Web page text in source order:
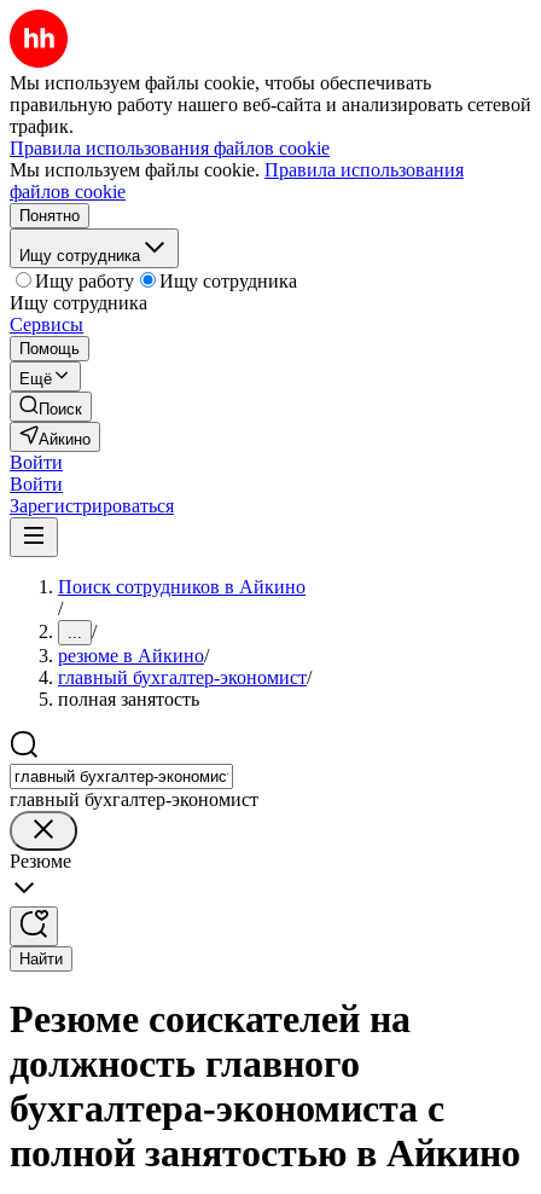
Мы используем файлы cookie, чтобы обеспечивать
правильную работу нашего веб-сайта и анализировать сетевой
трафик.
Правила использования файлов cookie
Мы используем файлы cookie. Правила использования
файлов cookie
Понятно
Ищу сотрудника
Ищу работу
Ищу сотрудника
Ищу сотрудника
Сервисы
Помощь
Ещё
Поиск
Айкино
Войти
Войти
Зарегистрироваться
Поиск сотрудников в Айкино
/
... /
резюме в Айкино/
главный бухгалтер-экономист/
полная занятость
главный бухгалтер-экономист
Резюме
Найти
Резюме соискателей на
должность главного
бухгалтера-экономиста с
полной занятостью в Айкино